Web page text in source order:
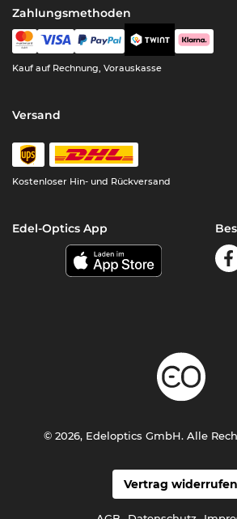
Zahlungsmethoden
Kauf auf Rechnung, Vorauskasse
Versand
Kostenloser Hin- und Rückversand
Edel-Optics App
Vertrag widerrufen
© 2026, Edeloptics GmbH. Alle